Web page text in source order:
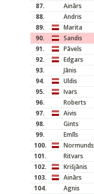
87.
Ainārs
88.
Andris
89.
Marita
90.
Sandis
91.
Pāvels
92.
Edgars
93.
Jānis
94.
Uldis
95.
Ivars
96.
Roberts
97.
Aivis
98.
Gints
99.
Emīls
100.
Normunds
101.
Ritvars
102.
Krišjānis
103.
Ainārs
104.
Agnis